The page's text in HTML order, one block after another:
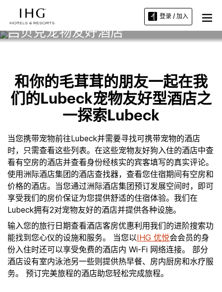
登录 / 加入
吕贝克宠物友好酒店
和你的毛茸茸的朋友一起在我
们的Lubeck宠物友好型酒店之
一探索Lubeck
当您携带宠物前往Lubeck并需要寻找可携带宠物的酒店
时，只需查看这些列表。在这些宠物友好狗入住的酒店中查
看有空房的酒店并查看身份经核实的宾客填写的真实评论。
使用洲际酒店集团的酒店查找器，查看您住宿期间有空房和
价格的酒店。当您通过洲际酒店集团预订发展空间时，即可
享受我们的房价保证为您提供舒适的住宿体验。我们在
Lubeck拥有2对宠物友好的酒店并提供各种设施。
输入您的旅行日期查看酒店客房优惠利用我们的进阶搜索功
能找到您心仪的设施和服务。 当您以IHG 优悦会会员的身
份入住时还可以享受免费的酒店内 Wi-Fi 网络连接。 部分
酒店设有室内泳池另一些则提供热早餐、房内厨房和水疗服
务。 预订完美旅程的酒店助您轻松完成旅程。